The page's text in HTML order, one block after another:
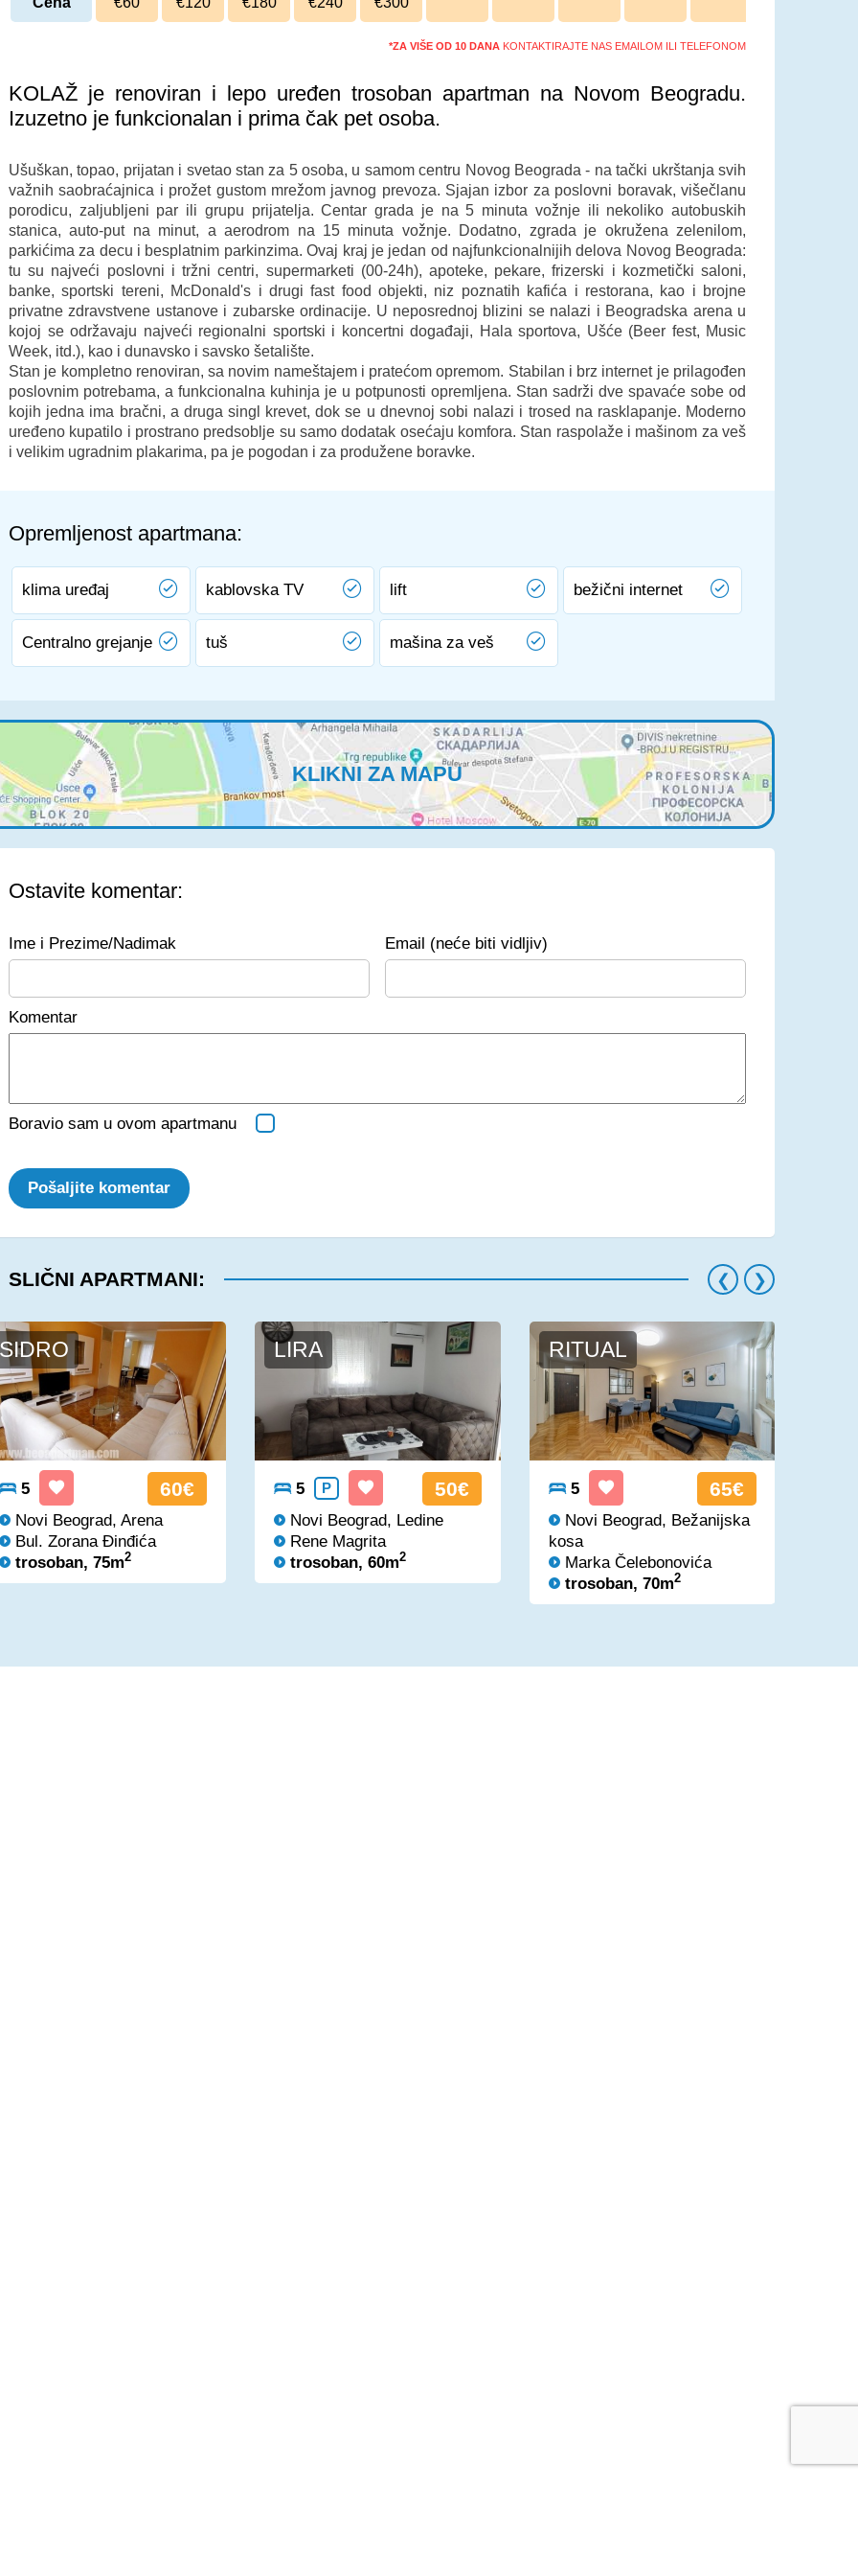
*ZA VIŠE OD 10 DANA KONTAKTIRAJTE NAS EMAILOM ILI TELEFONOM
KOLAŽ je renoviran i lepo uređen trosoban apartman na Novom Beogradu.
Izuzetno je funkcionalan i prima čak pet osoba.
Ušuškan, topao, prijatan i svetao stan za 5 osoba, u samom centru Novog Beograda - na tački ukrštanja svih
važnih saobraćajnica i prožet gustom mrežom javnog prevoza. Sjajan izbor za poslovni boravak, višečlanu
porodicu, zaljubljeni par ili grupu prijatelja. Centar grada je na 5 minuta vožnje ili nekoliko autobuskih
stanica, auto-put na minut, a aerodrom na 15 minuta vožnje. Dodatno, zgrada je okružena zelenilom,
parkićima za decu i besplatnim parkinzima. Ovaj kraj je jedan od najfunkcionalnijih delova Novog Beograda:
tu su najveći poslovni i tržni centri, supermarketi (00-24h), apoteke, pekare, frizerski i kozmetički saloni,
banke, sportski tereni, McDonald's i drugi fast food objekti, niz poznatih kafića i restorana, kao i brojne
privatne zdravstvene ustanove i zubarske ordinacije. U neposrednoj blizini se nalazi i Beogradska arena u
kojoj se održavaju najveći regionalni sportski i koncertni događaji, Hala sportova, Ušće (Beer fest, Music
Week, itd.), kao i dunavsko i savsko šetalište.
Stan je kompletno renoviran, sa novim nameštajem i pratećom opremom. Stabilan i brz internet je prilagođen
poslovnim potrebama, a funkcionalna kuhinja je u potpunosti opremljena. Stan sadrži dve spavaće sobe od
kojih jedna ima bračni, a druga singl krevet, dok se u dnevnoj sobi nalazi i trosed na rasklapanje. Moderno
uređeno kupatilo i prostrano predsoblje su samo dodatak osećaju komfora. Stan raspolaže i mašinom za veš
i velikim ugradnim plakarima, pa je pogodan i za produžene boravke.
Opremljenost apartmana:
klima uređaj kablovska TV lift bežični internet
Centralno grejanje tuš mašina za veš
KLIKNI ZA MAPU
Ostavite komentar:
Ime i Prezime/Nadimak Email (neće biti vidljiv)
Komentar
Boravio sam u ovom apartmanu
Pošaljite komentar
SLIČNI APARTMANI:
SIDRO
5 60€
Novi Beograd, Arena
Bul. Zorana Đinđića
trosoban, 75m2
LIRA
5 P 50€
Novi Beograd, Ledine
Rene Magrita
trosoban, 60m2
RITUAL
5 65€
Novi Beograd, Bežanijska
kosa
Marka Čelebonovića
trosoban, 70m2